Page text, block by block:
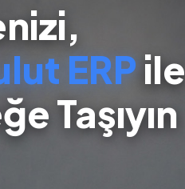
ERPile
Taşıyın